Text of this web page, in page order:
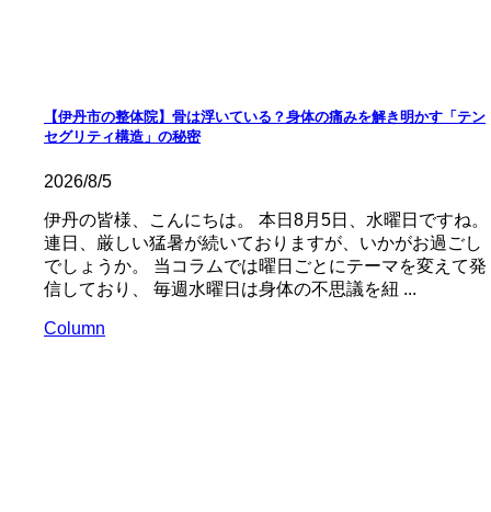
【伊丹市の整体院】骨は浮いている？身体の痛みを解き明かす「テン
セグリティ構造」の秘密
2026/8/5
伊丹の皆様、こんにちは。 本日8月5日、水曜日ですね。
連日、厳しい猛暑が続いておりますが、いかがお過ごし
でしょうか。 当コラムでは曜日ごとにテーマを変えて発
信しており、 毎週水曜日は身体の不思議を紐 ...
Column